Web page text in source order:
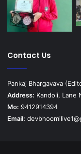
Contact Us
Pankaj Bhargavava
Address: Kandoli, Lane
Mo: 9412914394
Email: